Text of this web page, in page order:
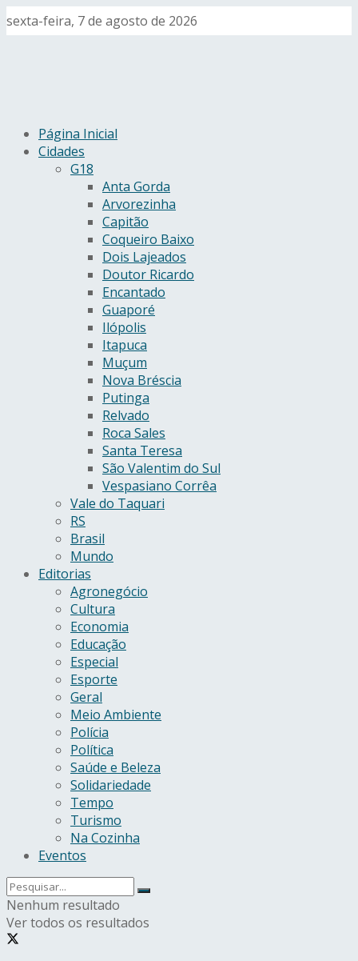
sexta-feira, 7 de agosto de 2026
Página Inicial
Cidades
G18
Anta Gorda
Arvorezinha
Capitão
Coqueiro Baixo
Dois Lajeados
Doutor Ricardo
Encantado
Guaporé
Ilópolis
Itapuca
Muçum
Nova Bréscia
Putinga
Relvado
Roca Sales
Santa Teresa
São Valentim do Sul
Vespasiano Corrêa
Vale do Taquari
RS
Brasil
Mundo
Editorias
Agronegócio
Cultura
Economia
Educação
Especial
Esporte
Geral
Meio Ambiente
Polícia
Política
Saúde e Beleza
Solidariedade
Tempo
Turismo
Na Cozinha
Eventos
Nenhum resultado
Ver todos os resultados